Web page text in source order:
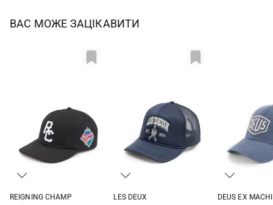
ВАС МОЖЕ ЗАЦІКАВИТИ
REIGNING CHAMP
LES DEUX
DEUS EX